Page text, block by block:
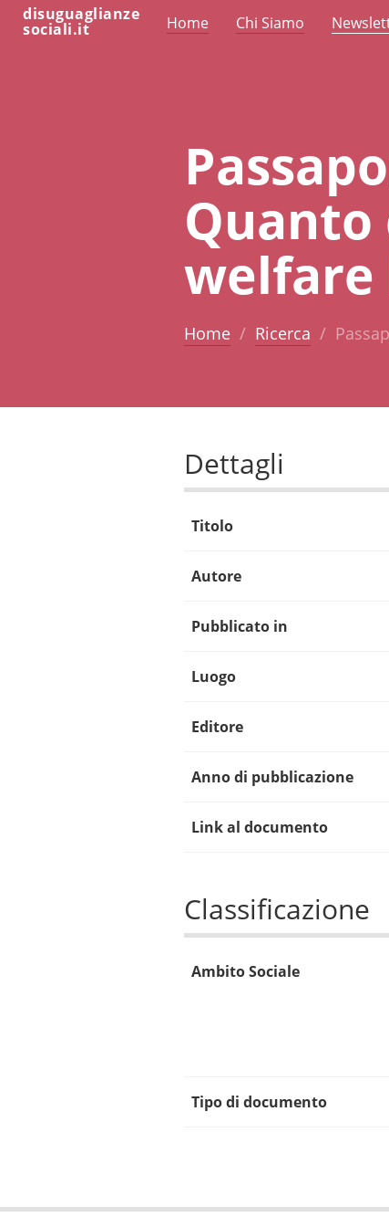
disuguaglianze
sociali.it Home Chi Siamo
Quanto
welfare
Home Ricerca
Dettagli
Titolo
Autore
Pubblicato in
Luogo
Editore
Anno di pubblicazione
Link al documento
Classificazione
Ambito Sociale
Tipo di documento